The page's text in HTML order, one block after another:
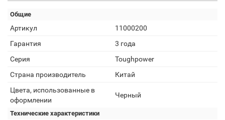
Общие
Артикул
11000200
Гарантия
3 года
Серия
Toughpower
Страна производитель
Китай
Цвета, использованные в
оформлении
Черный
Технические характеристики